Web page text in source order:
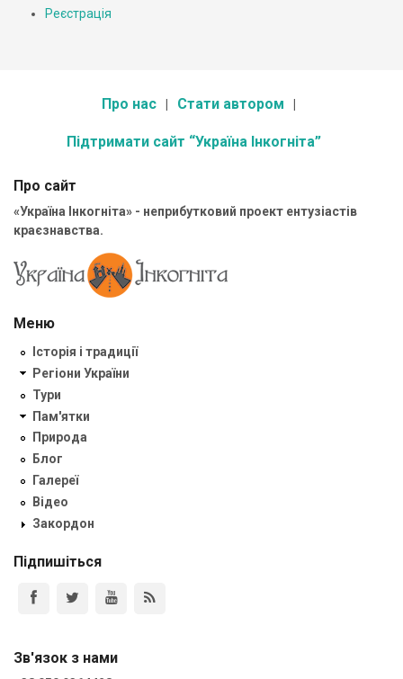
Реєстрація
Про нас Стати автором
Підтримати сайт “Україна Інкогніта”
Про сайт
«Україна Інкогніта» - неприбутковий проект ентузіастів
краєзнавства.
Меню
Історія і традиції
Регіони України
Тури
Пам'ятки
Природа
Блог
Галереї
Відео
Закордон
Підпишіться
Зв'язок з нами